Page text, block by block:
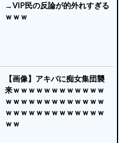
→VIP民の反論が的外れすぎる
ｗｗｗ
【画像】アキバに痴女集団襲
来ｗｗｗｗｗｗｗｗｗｗｗｗ
ｗｗｗｗｗｗｗｗｗｗｗｗｗ
ｗｗｗｗｗｗｗｗｗｗｗｗｗ
ｗｗ